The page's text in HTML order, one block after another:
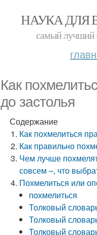
НАУКА ДЛЯ
самый лучший
Как
до застолья
Содержание
Как похмелиться
Как правильно
Чем лучше
совсем –, что
Похмелиться или
похмелиться
Толковый
Толковый
Толковый